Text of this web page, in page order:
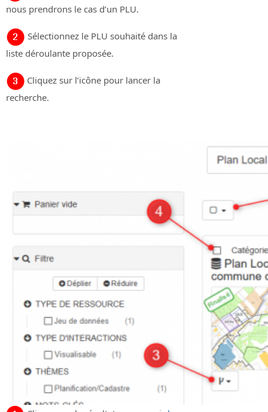
nous prendrons le cas d’un PLU.
Sélectionnez le PLU souhaité dans la
liste déroulante proposée.
Cliquez sur l’icône pour lancer la
recherche.